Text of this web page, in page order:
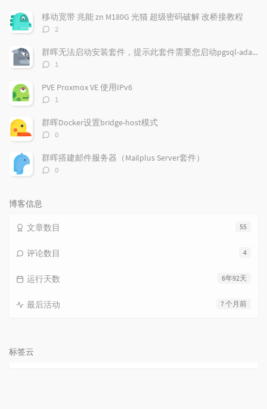
文
章
评
论
文
章
移动宽带 兆能 zn M180G 光猫 超级密码破解 改桥接教程
评
数：
2
群晖无法启动安装套件，提示此套件需要您启动pgsql-adapter.service
评
数：
1
PVE Proxmox VE 使用IPv6
评
数：
1
群晖Docker设置bridge-host模式
评
数：
0
群晖搭建邮件服务器（Mailplus Server套件）
评
0
博客信息
55
文章数目
4
评论数目
6年92天
运行天数
7 个月前
最后活动
标签云